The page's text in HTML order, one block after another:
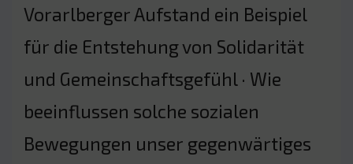
Vorarlberger Aufstand ein Beispiel
für die Entstehung von Solidarität
und Gemeinschaftsgefühl · Wie
beeinflussen solche sozialen
Bewegungen unser gegenwärtiges